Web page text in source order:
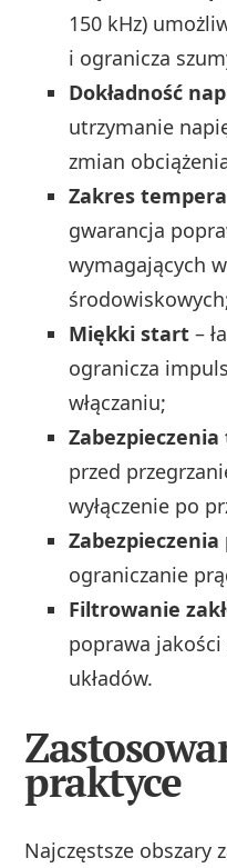
150 kHz)
i ogranicza
Dokładność
utrzymanie
zmian
Zakres
gwarancja
wymagających
Miękki start –
ogranicza
włączaniu;
przed
wyłączenie po
ograniczanie
Filtrowanie
poprawa
układów.
praktyce
Najczęstsze obszary